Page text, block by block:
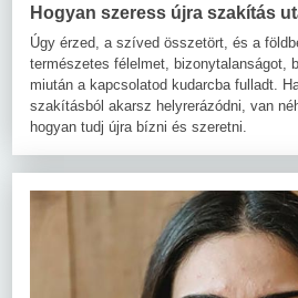
Hogyan szeress újra szakítás
Úgy érzed, a szíved összetört, és a
természetes félelmet, bizonytalanságot,
miután a kapcsolatod kudarcba fulladt.
szakításból akarsz helyrerázódni, van
hogyan tudj újra bízni és szeretni.